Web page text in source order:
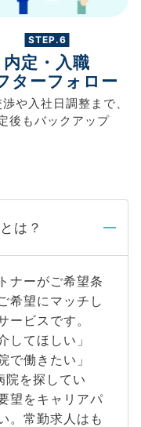
STEP.6
内定・入職
ターフォロー
渉や入社日調整まで、
後もバックアップ
は？
ナーがご希望条
希望にマッチし
ービスです。
してほしい」
で働きたい」
院を探してい
望をキャリアパ
。常勤求人はも